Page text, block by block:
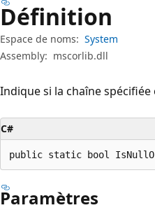
Définition
Espace de noms: System
Assembly: mscorlib.dll
Indique si la chaîne spécifiée
C#
public static bool
Paramètres